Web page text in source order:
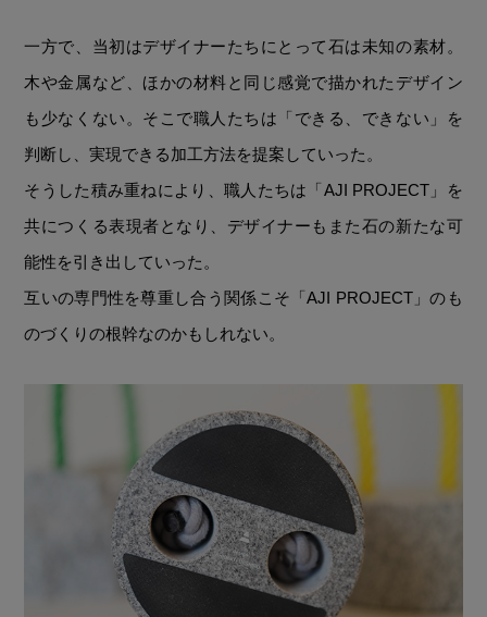
一方で、当初はデザイナーたちにとって石は未知の素材。
木や金属など、ほかの材料と同じ感覚で描かれたデザイン
も少なくない。そこで職人たちは「できる、できない」を
判断し、実現できる加工方法を提案していった。
そうした積み重ねにより、職人たちは「AJI PROJECT」を
共につくる表現者となり、デザイナーもまた石の新たな可
能性を引き出していった。
互いの専門性を尊重し合う関係こそ「AJI PROJECT」のも
のづくりの根幹なのかもしれない。